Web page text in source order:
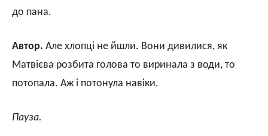
до пана.
Автор. Але хлопці не йшли. Вони дивилися, як
Матвієва розбита голова то виринала з води, то
потопала. Аж і потонула навіки.
Пауза.